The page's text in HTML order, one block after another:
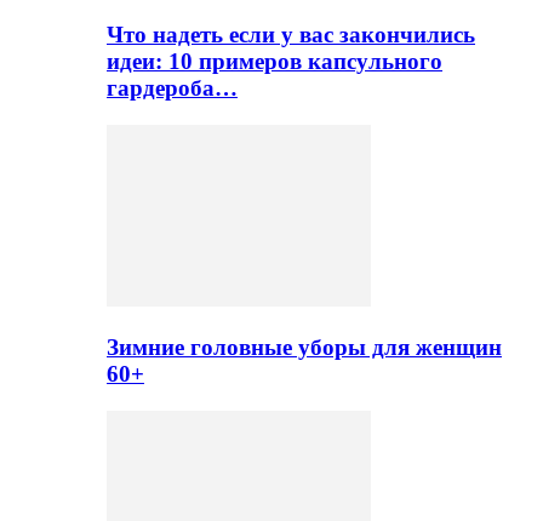
Что надеть если у вас закончились
идеи: 10 примеров капсульного
гардероба…
Зимние головные уборы для женщин
60+